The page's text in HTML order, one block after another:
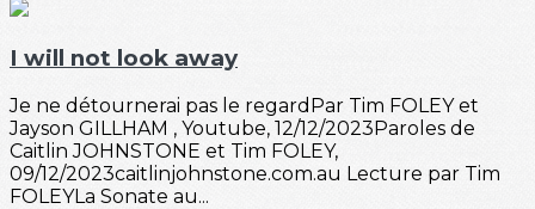
I will not look away
Je ne détournerai pas le regardPar Tim FOLEY et
Jayson GILLHAM , Youtube, 12/12/2023Paroles de
Caitlin JOHNSTONE et Tim FOLEY,
09/12/2023caitlinjohnstone.com.au Lecture par Tim
FOLEYLa Sonate au...